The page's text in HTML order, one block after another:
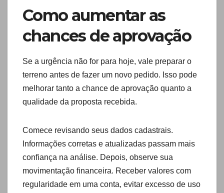
Como aumentar as
chances de aprovação
Se a urgência não for para hoje, vale preparar o
terreno antes de fazer um novo pedido. Isso pode
melhorar tanto a chance de aprovação quanto a
qualidade da proposta recebida.
Comece revisando seus dados cadastrais.
Informações corretas e atualizadas passam mais
confiança na análise. Depois, observe sua
movimentação financeira. Receber valores com
regularidade em uma conta, evitar excesso de uso